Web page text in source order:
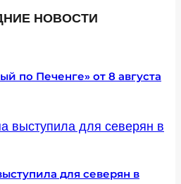
НОВОСТИ
по Печенге» от 8 августа
для северян в